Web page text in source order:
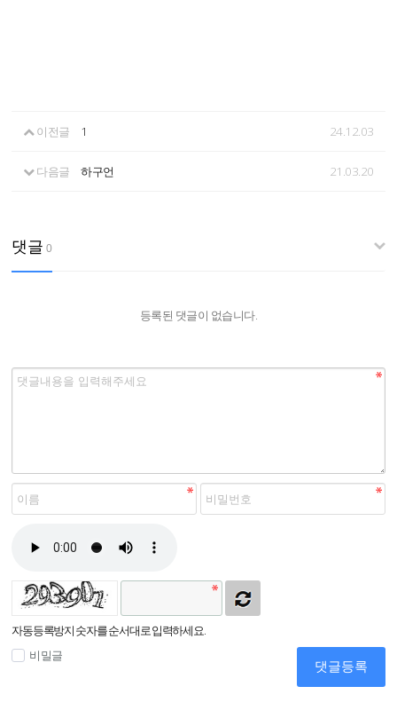
이전글 1 24.12.03
다음글 하구언 21.03.20
댓글 0
등록된 댓글이 없습니다.
자동등록방지 숫자를 순서대로 입력하세요.
비밀글
댓글등록